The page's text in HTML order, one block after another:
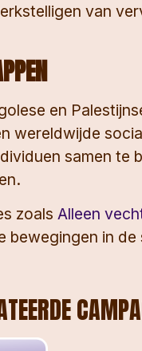
van
en
wereldwijde
samen te
zoals Alleen
bewegingen in